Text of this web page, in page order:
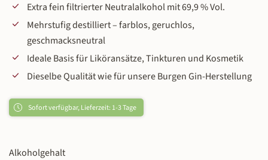
Extra fein filtrierter Neutralalkohol mit 69,9 % Vol.
Mehrstufig destilliert – farblos, geruchlos,
geschmacksneutral
Ideale Basis für Liköransätze, Tinkturen und Kosmetik
Dieselbe Qualität wie für unsere Burgen Gin-Herstellung
Sofort verfügbar, Lieferzeit: 1-3 Tage
Alkoholgehaltauswählen